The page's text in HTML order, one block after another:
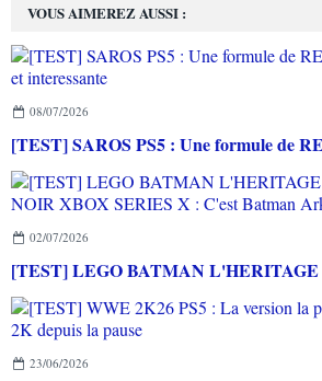
VOUS AIMEREZ AUSSI :
08/07/2026
02/07/2026
23/06/2026